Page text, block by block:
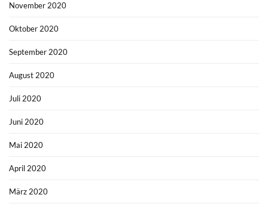
November 2020
Oktober 2020
September 2020
August 2020
Juli 2020
Juni 2020
Mai 2020
April 2020
März 2020